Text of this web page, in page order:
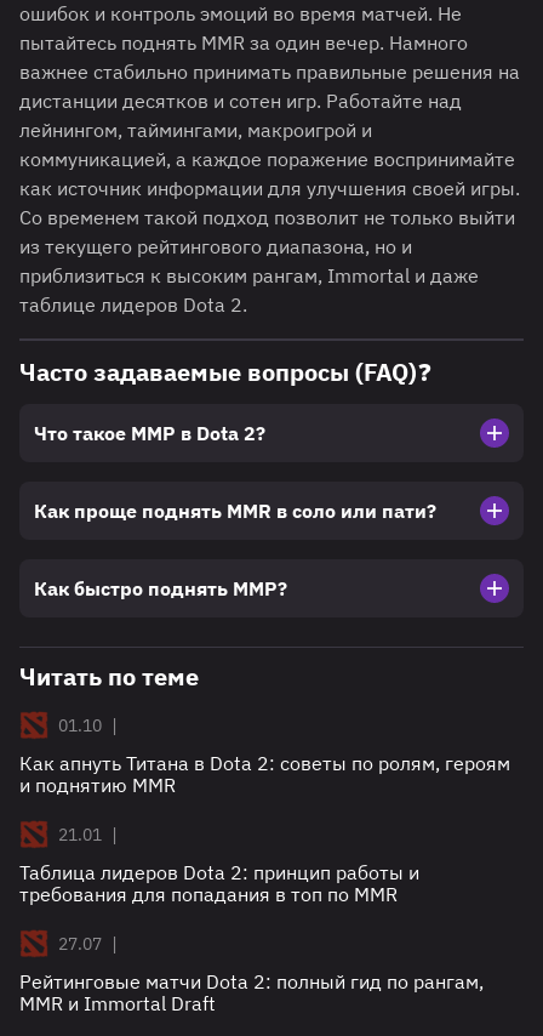
ошибок и контроль эмоций во время матчей. Не
пытайтесь поднять MMR за один вечер. Намного
важнее стабильно принимать правильные решения на
дистанции десятков и сотен игр. Работайте над
лейнингом, таймингами, макроигрой и
коммуникацией, а каждое поражение воспринимайте
как источник информации для улучшения своей игры.
Со временем такой подход позволит не только выйти
из текущего рейтингового диапазона, но и
приблизиться к высоким рангам, Immortal и даже
таблице лидеров Dota 2.
Часто задаваемые вопросы (FAQ)❓
Что такое ММР в Dota 2?
Как проще поднять MMR в соло или пати?
Как быстро поднять ММР?
Читать по теме
01.10 |
Как апнуть Титана в Dota 2: советы по ролям, героям
и поднятию MMR
21.01 |
Таблица лидеров Dota 2: принцип работы и
требования для попадания в топ по MMR
27.07 |
Рейтинговые матчи Dota 2: полный гид по рангам,
MMR и Immortal Draft